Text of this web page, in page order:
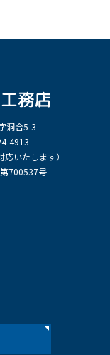
洞合5-3
4913
いたします）
700537号